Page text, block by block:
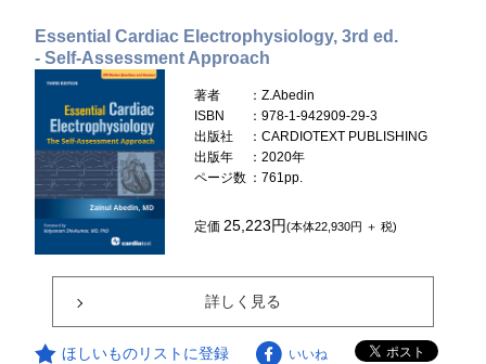
Essential Cardiac Electrophysiology, 3rd ed.
- Self-Assessment Approach
著者
：Z.Abedin
ISBN
：978-1-942909-29-3
出版社
：CARDIOTEXT PUBLISHING
出版年
：2020年
ページ数 ：761pp.
定価 25,223円(本体22,930円 ＋ 税)
詳しく見る
ほしいものリストに登録 いいね